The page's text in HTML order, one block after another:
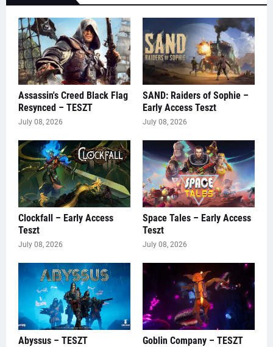
Assassin's Creed Black Flag
Resynced – TESZT
July 08, 2026
SAND: Raiders of Sophie –
Early Access Teszt
July 08, 2026
Clockfall – Early Access
Teszt
July 08, 2026
Space Tales – Early Access
Teszt
July 08, 2026
Abyssus – TESZT Goblin Company – TESZT